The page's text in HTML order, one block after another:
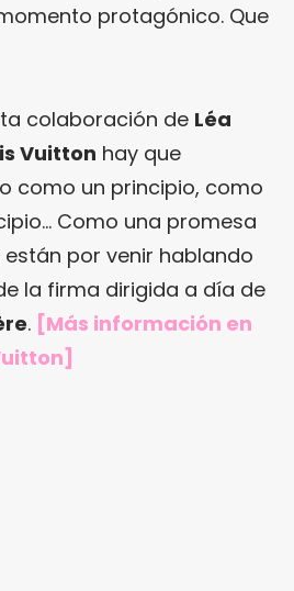
protagónico. Que
colaboración de Léa
Vuitton hay que
como un principio, como
Como una promesa
por venir hablando
la firma dirigida a día de
. [Más información en
]